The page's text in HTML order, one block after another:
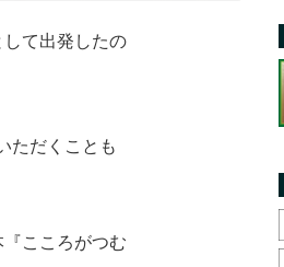
て出発したの
ただくことも
こころがつむ